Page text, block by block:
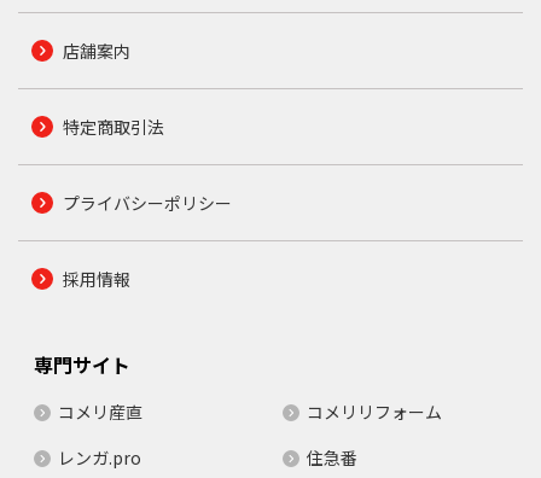
店舗案内
特定商取引法
プライバシーポリシー
採用情報
専門サイト
コメリ産直
コメリリフォーム
レンガ.pro
住急番